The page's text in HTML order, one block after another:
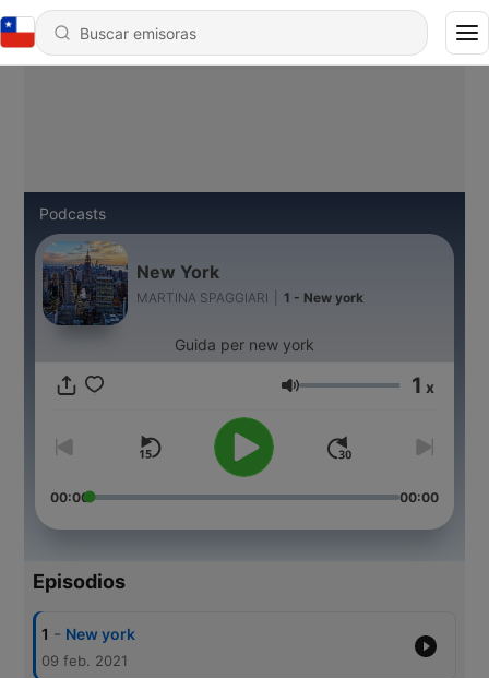
Podcasts
New York
MARTINA SPAGGIARI 1 - New york
Guida per new york
Volumen 1 x
00:00 00:00
Episodios
1 - New york
09 feb. 2021